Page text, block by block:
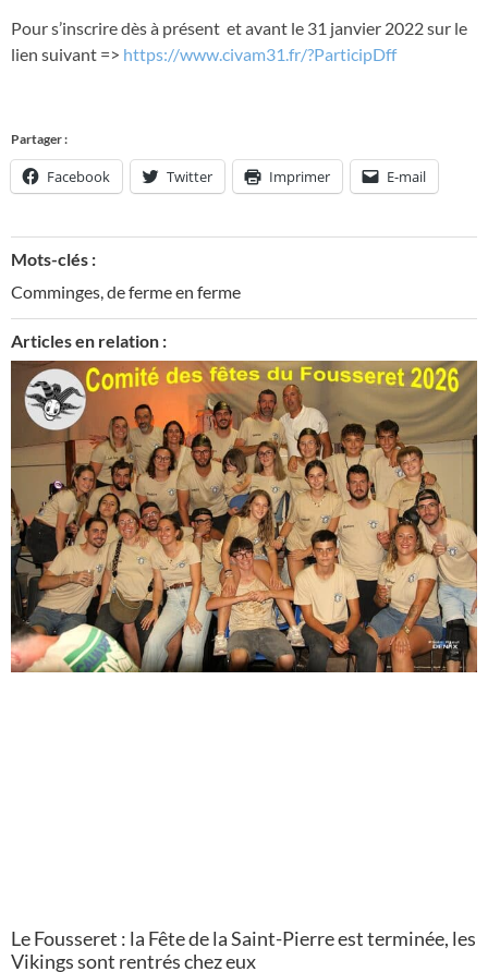
Pour s’inscrire dès à présent et avant le 31 janvier 2022 sur le
lien suivant => https://www.civam31.fr/?ParticipDff
Partager :
Facebook Twitter Imprimer E-mail
Mots-clés :
Comminges,de ferme en ferme
Articles en relation :
Le Fousseret : la Fête de la Saint-Pierre est terminée, les
Vikings sont rentrés chez eux